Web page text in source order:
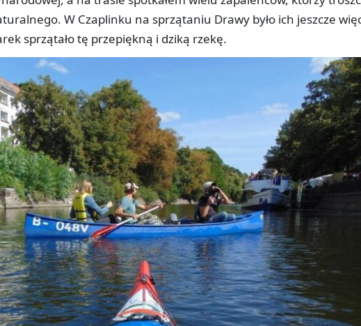
W Czaplinku na sprzątaniu Drawy było ich jeszcze
sprzątało tę przepiękną i dziką rzekę.